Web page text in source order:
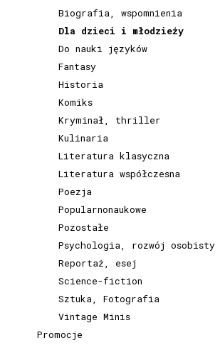
Biografia, wspomnienia
Dla dzieci i młodzieży
Do nauki języków
Fantasy
Historia
Komiks
Kryminał, thriller
Kulinaria
Literatura klasyczna
Literatura współczesna
Poezja
Popularnonaukowe
Pozostałe
Psychologia, rozwój osobisty
Reportaż, esej
Science-fiction
Sztuka, Fotografia
Vintage Minis
Promocje